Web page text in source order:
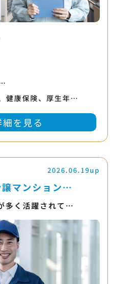
健康保険、厚生年…
を見る
2026.06.19up
譲マンション…
多く活躍されて…